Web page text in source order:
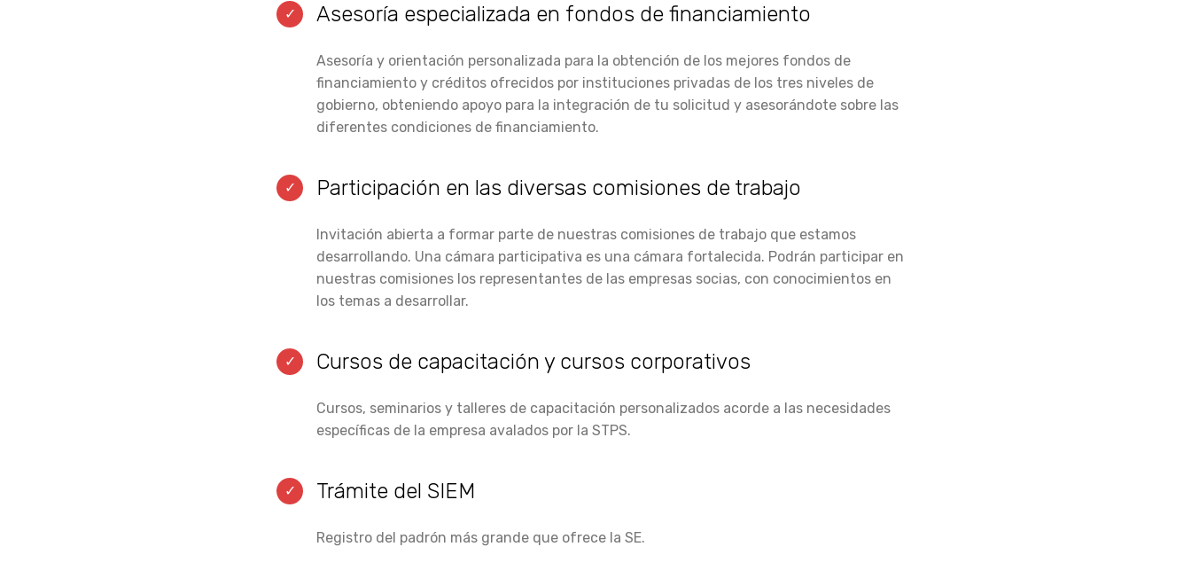
Asesoría especializada en fondos de financiamiento
Asesoría y orientación personalizada para la obtención de los mejores fondos de
financiamiento y créditos ofrecidos por instituciones privadas de los tres niveles de
gobierno, obteniendo apoyo para la integración de tu solicitud y asesorándote sobre las
diferentes condiciones de financiamiento.
Participación en las diversas comisiones de trabajo
Invitación abierta a formar parte de nuestras comisiones de trabajo que estamos
desarrollando. Una cámara participativa es una cámara fortalecida. Podrán participar en
nuestras comisiones los representantes de las empresas socias, con conocimientos en
los temas a desarrollar.
Cursos de capacitación y cursos corporativos
Cursos, seminarios y talleres de capacitación personalizados acorde a las necesidades
específicas de la empresa avalados por la STPS.
Trámite del SIEM
Registro del padrón más grande que ofrece la SE.